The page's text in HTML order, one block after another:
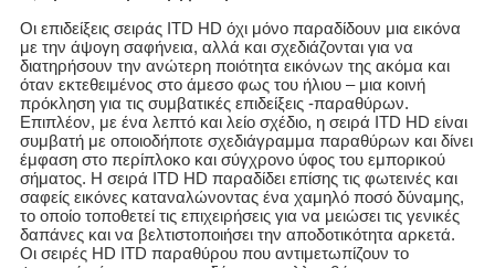
Οι επιδείξεις σειράς ITD HD όχι μόνο παραδίδουν μια εικόνα
με την άψογη σαφήνεια, αλλά και σχεδιάζονται για να
διατηρήσουν την ανώτερη ποιότητα εικόνων της ακόμα και
όταν εκτεθειμένος στο άμεσο φως του ήλιου – μια κοινή
πρόκληση για τις συμβατικές επιδείξεις -παραθύρων.
Επιπλέον, με ένα λεπτό και λείο σχέδιο, η σειρά ITD HD είναι
συμβατή με οποιοδήποτε σχεδιάγραμμα παραθύρων και δίνει
έμφαση στο περίπλοκο και σύγχρονο ύφος του εμπορικού
σήματος. Η σειρά ITD HD παραδίδει επίσης τις φωτεινές και
σαφείς εικόνες καταναλώνοντας ένα χαμηλό ποσό δύναμης,
το οποίο τοποθετεί τις επιχειρήσεις για να μειώσει τις γενικές
δαπάνες και να βελτιστοποιήσει την αποδοτικότητα αρκετά.
Οι σειρές HD ITD παραθύρου που αντιμετωπίζουν το